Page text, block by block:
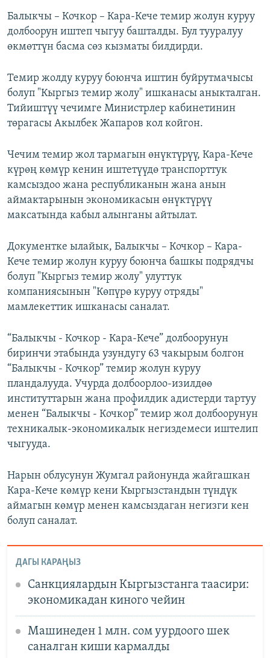
Балыкчы – Кочкор – Кара-Кече темир жолун куруу
долбоорун иштеп чыгуу башталды. Бул тууралуу
өкмөттүн басма сөз кызматы билдирди.
Темир жолду куруу боюнча иштин буйрутмачысы
болуп "Кыргыз темир жолу" ишканасы аныкталган.
Тийиштүү чечимге Министрлер кабинетинин
төрагасы Акылбек Жапаров кол койгон.
Чечим темир жол тармагын өнүктүрүү, Кара-Кече
күрөң көмүр кенин иштетүүдө транспорттук
камсыздоо жана республиканын жана анын
аймактарынын экономикасын өнүктүрүү
максатында кабыл алынганы айтылат.
Документке ылайык, Балыкчы – Кочкор – Кара-
Кече темир жолун куруу боюнча башкы подрядчы
болуп "Кыргыз темир жолу" улуттук
компаниясынын "Көпүрө куруу отряды"
мамлекеттик ишканасы саналат.
“Балыкчы - Кочкор - Кара-Кече” долбоорунун
биринчи этабында узундугу 63 чакырым болгон
“Балыкчы - Кочкор” темир жолун куруу
пландалууда. Учурда долбоорлоо-изилдөө
институттарын жана профилдик адистерди тартуу
менен “Балыкчы - Кочкор” темир жол долбоорунун
техникалык-экономикалык негиздемеси иштелип
чыгууда.
Нарын облусунун Жумгал районунда жайгашкан
Кара-Кече көмүр кени Кыргызстандын түндүк
аймагын көмүр менен камсыздаган негизги кен
болуп саналат.
ДАГЫ КАРАҢЫЗ
Санкциялардын Кыргызстанга таасири:
экономикадан киного чейин
Машинеден 1 млн. сом уурдоого шек
саналган киши кармалды